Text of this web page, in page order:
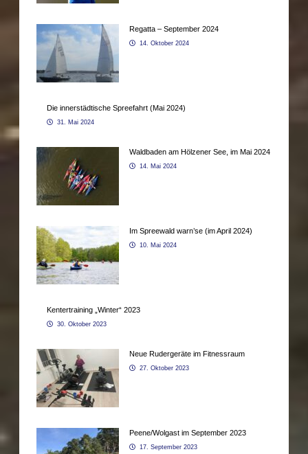
Regatta – September 2024
14. Oktober 2024
Die innerstädtische Spreefahrt (Mai 2024)
31. Mai 2024
Waldbaden am Hölzener See, im Mai 2024
14. Mai 2024
Im Spreewald warn’se (im April 2024)
10. Mai 2024
Kentertraining „Winter“ 2023
30. Oktober 2023
Neue Rudergeräte im Fitnessraum
27. Oktober 2023
Peene/Wolgast im September 2023
17. September 2023